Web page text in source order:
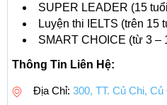
SUPER LEADER (15
Luyện thi IELTS (trên 15
SMART CHOICE (từ 3 –
Thông Tin Liên Hệ:
Địa Chỉ: 300, TT. Củ Chi,